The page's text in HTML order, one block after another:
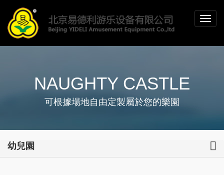
NAUGHTY CASTLE
可根據場地自由定製屬於您的樂園
幼兒園